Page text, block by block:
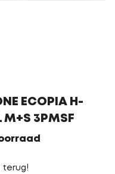
ECOPIA H-
M+S 3PMSF
terug!